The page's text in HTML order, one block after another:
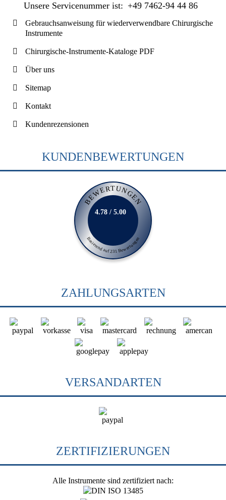
Unsere Servicenummer ist: +49 7462-94 44 86
Gebrauchsanweisung für wiederverwendbare Chirurgische
Instrumente
Chirurgische-Instrumente-Kataloge PDF
Über uns
Sitemap
Kontakt
Kundenrezensionen
KUNDENBEWERTUNGEN
BEWERTUNGEN
Basierend auf 231 Bewertungen
4.78 / 5.00
ZAHLUNGSARTEN
VERSANDARTEN
ZERTIFIZIERUNGEN
Alle Instrumente sind zertifiziert nach: